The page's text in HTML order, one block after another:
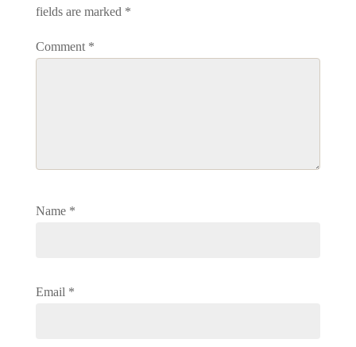
fields are marked *
Comment *
Name *
Email *